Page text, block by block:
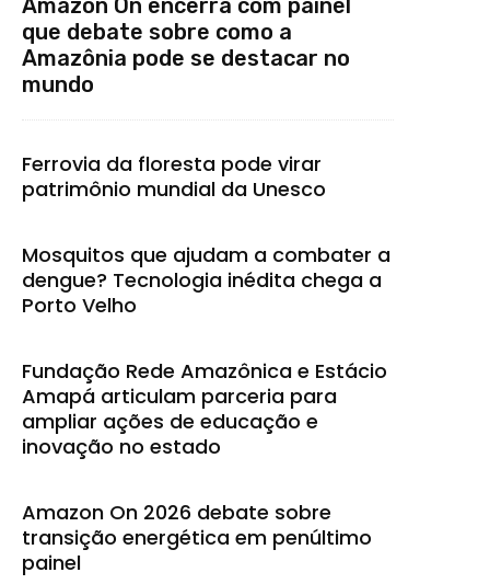
Amazon On encerra com painel
que debate sobre como a
Amazônia pode se destacar no
mundo
Ferrovia da floresta pode virar
patrimônio mundial da Unesco
Mosquitos que ajudam a combater a
dengue? Tecnologia inédita chega a
Porto Velho
Fundação Rede Amazônica e Estácio
Amapá articulam parceria para
ampliar ações de educação e
inovação no estado
Amazon On 2026 debate sobre
transição energética em penúltimo
painel